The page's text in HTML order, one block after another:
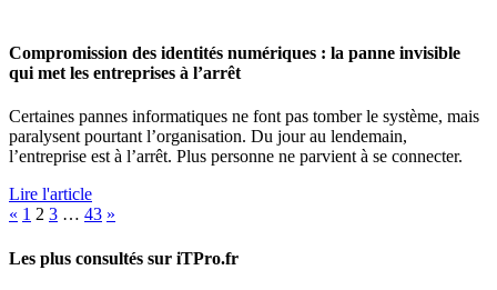
Compromission des identités numériques : la panne invisible
qui met les entreprises à l’arrêt
Certaines pannes informatiques ne font pas tomber le système, mais
paralysent pourtant l’organisation. Du jour au lendemain,
l’entreprise est à l’arrêt. Plus personne ne parvient à se connecter.
Lire l'article
Pagination
des
« 1 2 3 … 43 »
Les plus consultés sur iTPro.fr